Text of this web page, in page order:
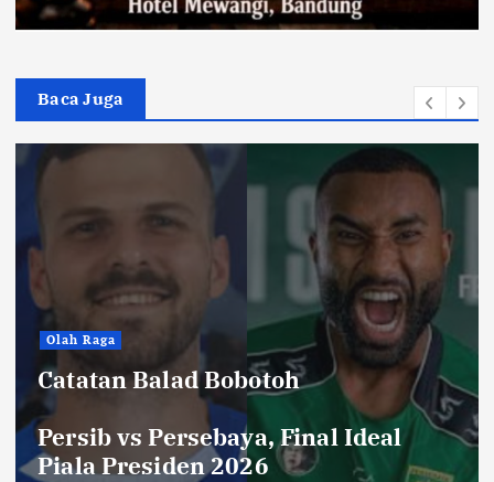
Baca Juga
Hiburan
Toko Perlengkapan Mayat, Bisa
Laku dengan Syarat ini, Ngeri …!
Saksikan di Bioskop